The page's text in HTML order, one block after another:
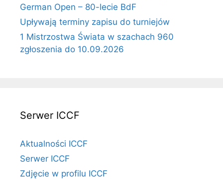
German Open – 80-lecie BdF
Upływają terminy zapisu do turniejów
1 Mistrzostwa Świata w szachach 960
zgłoszenia do 10.09.2026
Serwer ICCF
Aktualności ICCF
Serwer ICCF
Zdjęcie w profilu ICCF